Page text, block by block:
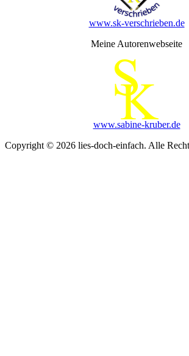
www.sk-verschrieben.de
Meine Autorenwebseite
www.sabine-kruber.de
Copyright © 2026 lies-doch-einfach. Alle